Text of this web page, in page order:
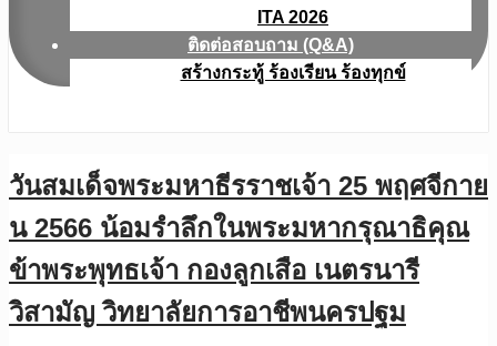
ITA 2026
ติดต่อสอบถาม (Q&A)
สร้างกระทู้ ร้องเรียน ร้องทุกข์
วันสมเด็จพระมหาธีรราชเจ้า 25 พฤศจีกาย
น 2566 น้อมรำลึกในพระมหากรุณาธิคุณ
ข้าพระพุทธเจ้า กองลูกเสือ เนตรนารี
วิสามัญ วิทยาลัยการอาชีพนครปฐม